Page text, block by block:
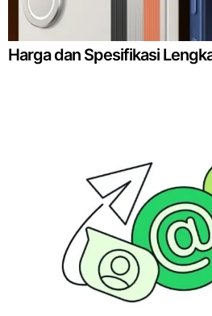
Harga dan Spesifikasi